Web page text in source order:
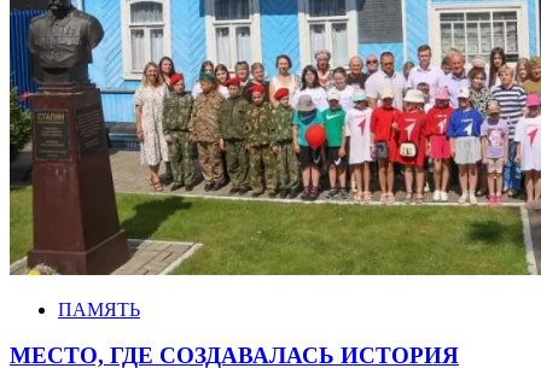
ПАМЯТЬ
МЕСТО, ГДЕ СОЗДАВАЛАСЬ ИСТОРИЯ